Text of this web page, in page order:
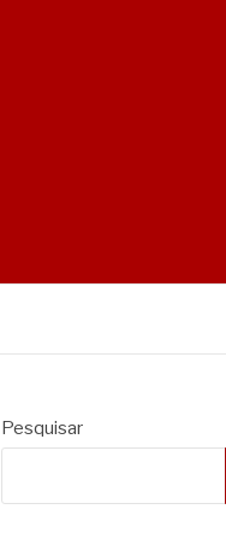
Pesquisar